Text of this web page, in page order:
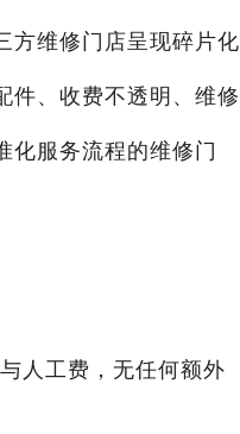
方维修门店呈现碎片化
件、收费不透明、维修
化服务流程的维修门
人工费，无任何额外